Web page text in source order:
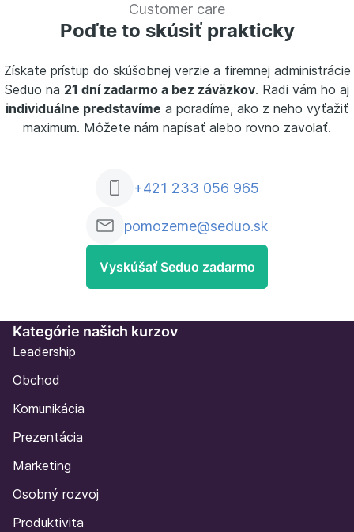
Poďte to skúsiť prakticky
Získate prístup do skúšobnej verzie a firemnej administrácie
Seduo na 21 dní zadarmo a bez záväzkov. Radi vám ho aj
individuálne predstavíme a poradíme, ako z neho vyťažiť
maximum. Môžete nám napísať alebo rovno zavolať.
+421 233 056 965
pomozeme@seduo.sk
Vyskúšať Seduo zadarmo
Customer care
Kategórie našich kurzov
Leadership
Obchod
Komunikácia
Prezentácia
Marketing
Osobný rozvoj
Produktivita